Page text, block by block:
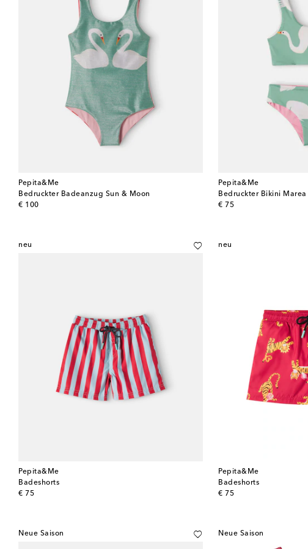
Pepita&Me
Bedruckter Badeanzug Sun & Moon
€ 100
original price
Pepita&Me
Bedruckter Bikini Marea
€ 75
original price
neu
Pepita&Me
Badeshorts
€ 75
original price
neu
Pepita&Me
Badeshorts
€ 75
original price
Neue Saison Neue Saison